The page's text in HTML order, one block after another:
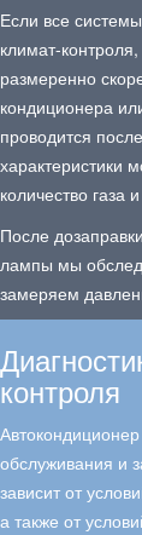
Если все
климат-
размеренно
кондиционера
проводится
характеристики
количество газа
После
лампы мы
замеряем
контроля
обслуживания и
зависит от
а также от